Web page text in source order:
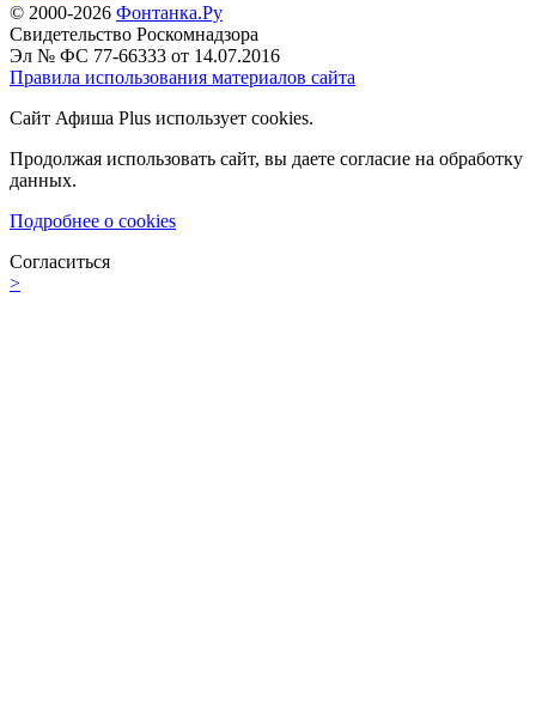
© 2000-2026 Фонтанка.Ру
Свидетельство Роскомнадзора
Эл № ФС 77-66333 от 14.07.2016
Правила использования материалов сайта
Сайт Афиша Plus использует cookies.
Продолжая использовать сайт, вы даете согласие на обработку
данных.
Подробнее о cookies
Согласиться
>